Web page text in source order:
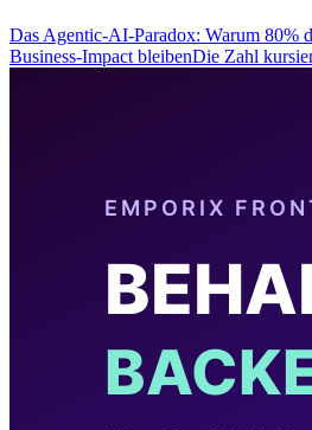
Das Agentic-AI-Paradox: Warum 80%
Business-Impact bleibenDie Zahl